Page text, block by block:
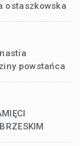
ostaszkowska
powstańca